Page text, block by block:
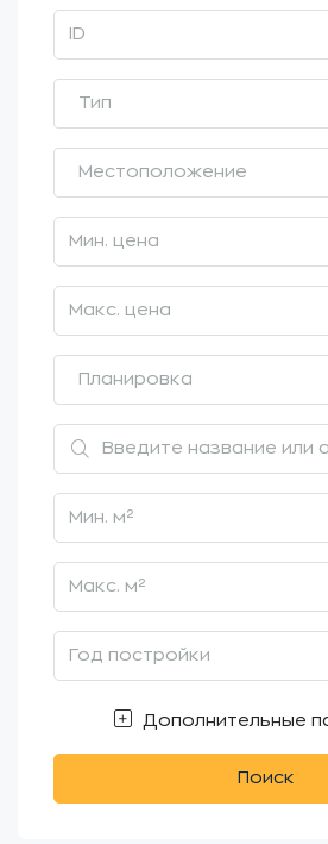
Тип
Местоположение
Планировка
Дополнительные
Поиск